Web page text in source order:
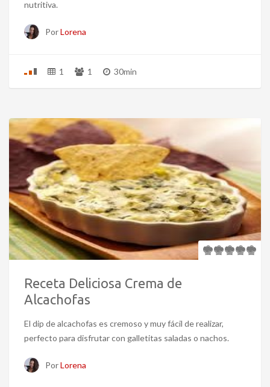
nutritiva.
PorLorena
1 1 30min
Receta Deliciosa Crema de
Alcachofas
El dip de alcachofas es cremoso y muy fácil de realizar,
perfecto para disfrutar con galletitas saladas o nachos.
PorLorena